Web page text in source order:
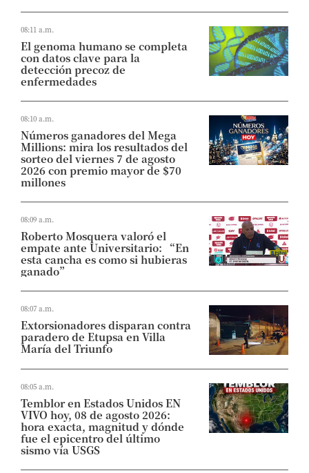
08:11 a.m.
El genoma humano se completa
con datos clave para la
detección precoz de
enfermedades
08:10 a.m.
Números ganadores del Mega
Millions: mira los resultados del
sorteo del viernes 7 de agosto
2026 con premio mayor de $70
millones
08:09 a.m.
Roberto Mosquera valoró el
empate ante Universitario: “En
esta cancha es como si hubieras
ganado”
08:07 a.m.
Extorsionadores disparan contra
paradero de Etupsa en Villa
María del Triunfo
08:05 a.m.
Temblor en Estados Unidos EN
VIVO hoy, 08 de agosto 2026:
hora exacta, magnitud y dónde
fue el epicentro del último
sismo vía USGS